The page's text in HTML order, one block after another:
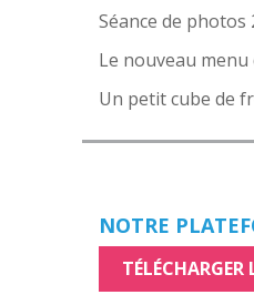
Séance de photos
Le nouveau menu
Un petit cube de
NOTRE